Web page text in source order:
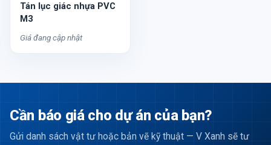
Tán lục giác nhựa PVC
M3
Giá đang cập nhật
Cần báo giá cho dự án của bạn?
Gửi danh sách vật tư hoặc bản vẽ kỹ thuật — V Xanh sẽ tư